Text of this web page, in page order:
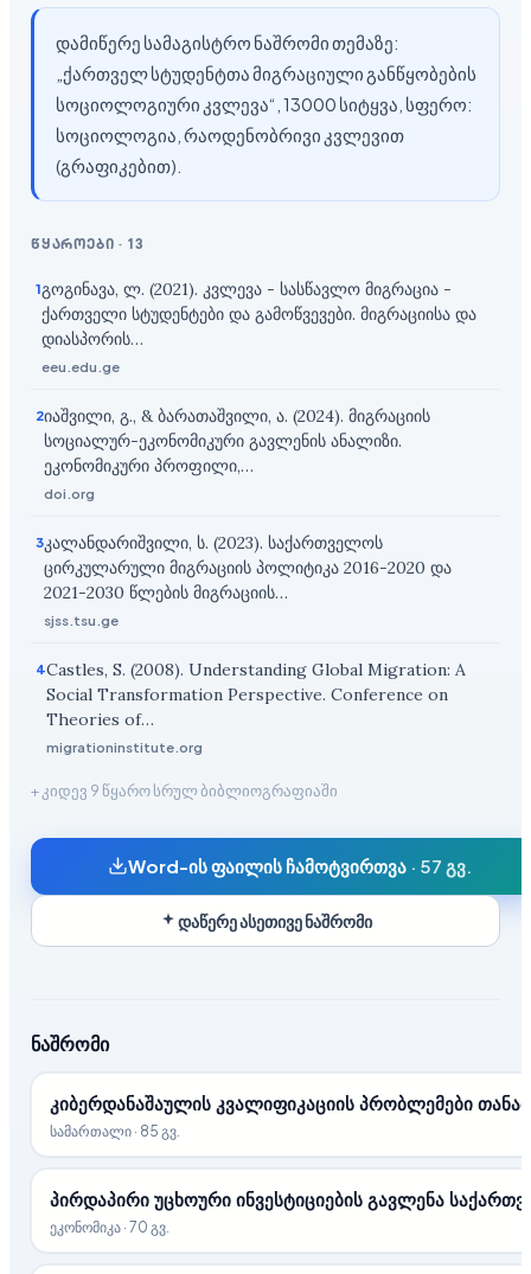
დამიწერე სამაგისტრო ნაშრომი თემაზე:
„ქართველ სტუდენტთა მიგრაციული განწყობების
სოციოლოგიური კვლევა“, 13000 სიტყვა, სფერო:
სოციოლოგია, რაოდენობრივი კვლევით
(გრაფიკებით).
წყაროები · 13
1გოგინავა, ლ. (2021). კვლევა - სასწავლო მიგრაცია -
ქართველი სტუდენტები და გამოწვევები. მიგრაციისა და
დიასპორის…
eeu.edu.ge
2იაშვილი, გ., & ბარათაშვილი, ა. (2024). მიგრაციის
სოციალურ-ეკონომიკური გავლენის ანალიზი.
ეკონომიკური პროფილი,…
doi.org
3კალანდარიშვილი, ს. (2023). საქართველოს
ცირკულარული მიგრაციის პოლიტიკა 2016-2020 და
2021-2030 წლების მიგრაციის…
sjss.tsu.ge
4Castles, S. (2008). Understanding Global Migration: A
Social Transformation Perspective. Conference on
Theories of…
migrationinstitute.org
+ კიდევ 9 წყარო სრულ ბიბლიოგრაფიაში
Word-ის ფაილის ჩამოტვირთვა · 57 გვ.
დაწერე ასეთივე ნაშრომი
ნაშრომი
კიბერდანაშაულის კვალიფიკაციის პრობლემები
სამართალი· 85 გვ.
პირდაპირი უცხოური ინვესტიციების გავლენა
ეკონომიკა· 70 გვ.